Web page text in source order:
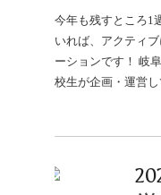
今年も残すところ1
いれば、アクティ
ーションです！ 岐
校生が企画・運営